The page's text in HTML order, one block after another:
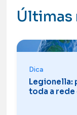
Últimas
Dica
Legionella:
toda a rede